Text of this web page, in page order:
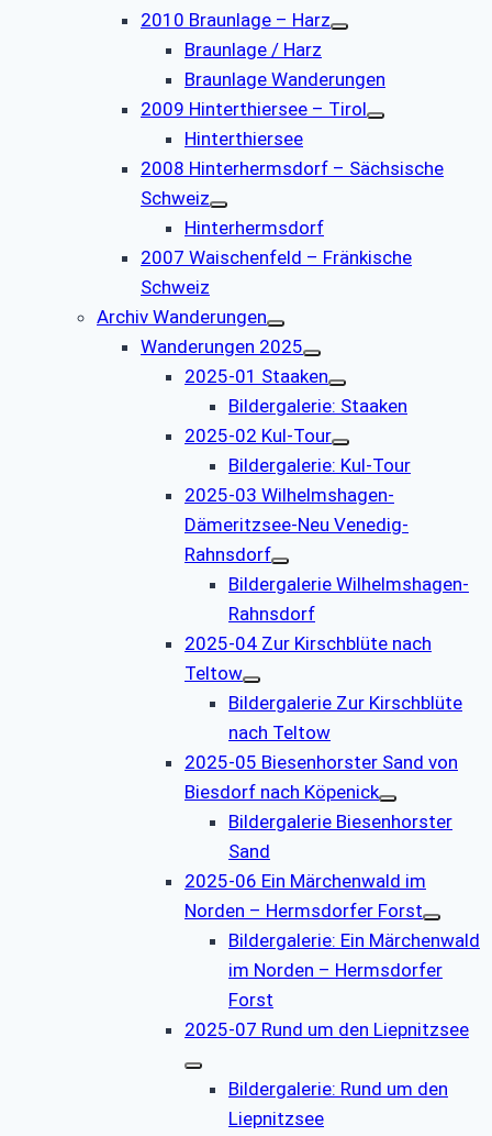
2010 Braunlage – Harz
Braunlage / Harz
Braunlage Wanderungen
2009 Hinterthiersee – Tirol
Hinterthiersee
2008 Hinterhermsdorf – Sächsische
Schweiz
Hinterhermsdorf
2007 Waischenfeld – Fränkische
Schweiz
Archiv Wanderungen
Wanderungen 2025
2025-01 Staaken
Bildergalerie: Staaken
2025-02 Kul-Tour
Bildergalerie: Kul-Tour
2025-03 Wilhelmshagen-
Dämeritzsee-Neu Venedig-
Rahnsdorf
Bildergalerie Wilhelmshagen-
Rahnsdorf
2025-04 Zur Kirschblüte nach
Teltow
Bildergalerie Zur Kirschblüte
nach Teltow
2025-05 Biesenhorster Sand von
Biesdorf nach Köpenick
Bildergalerie Biesenhorster
Sand
2025-06 Ein Märchenwald im
Norden – Hermsdorfer Forst
Bildergalerie: Ein Märchenwald
im Norden – Hermsdorfer
Forst
2025-07 Rund um den Liepnitzsee
Bildergalerie: Rund um den
Liepnitzsee